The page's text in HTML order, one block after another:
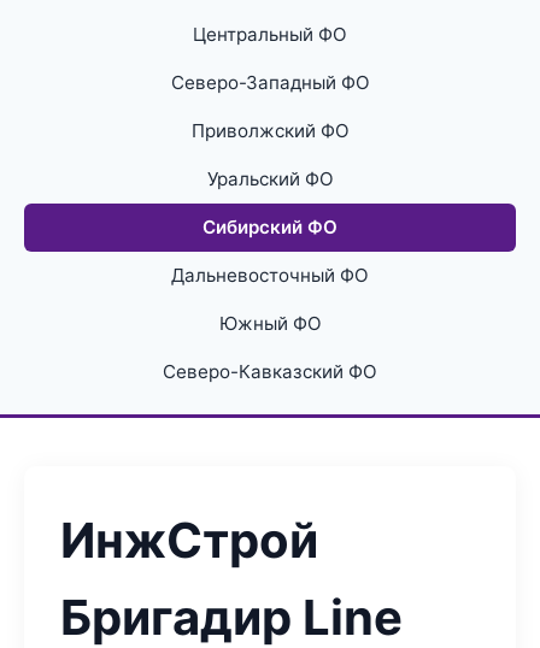
Центральный ФО
Северо-Западный ФО
Приволжский ФО
Уральский ФО
Сибирский ФО
Дальневосточный ФО
Южный ФО
Северо-Кавказский ФО
ИнжСтрой
Бригадир Line